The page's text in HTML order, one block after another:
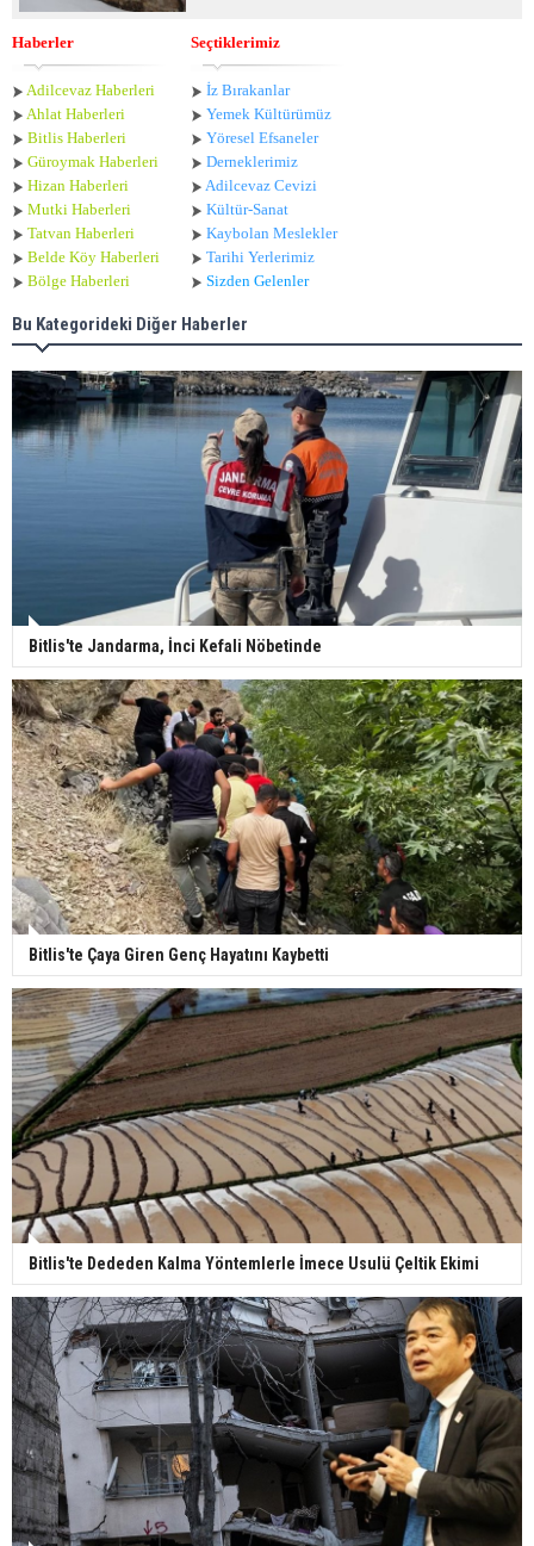
Haberler
Adilcevaz Haberleri
Ahlat Haberleri
Bitlis Haberleri
Güroymak Haberleri
Hizan Haberleri
Mutki Haberleri
Tatvan Haberleri
Belde Köy Haberleri
Bölge Haberleri
Seçtiklerimiz
İz Bırakanlar
Yemek Kültürümüz
Yöresel Efsaneler
Derneklerimiz
Adilcevaz Cevizi
Kültür-Sanat
Kaybolan Meslekler
Tarihi Yerlerimiz
Sizden Gelenler
Bu Kategorideki Diğer Haberler
Bitlis'te Jandarma, İnci Kefali Nöbetinde
Bitlis'te Çaya Giren Genç Hayatını Kaybetti
Bitlis'te Dededen Kalma Yöntemlerle İmece Usulü Çeltik Ekimi